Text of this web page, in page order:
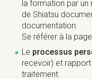
1 module de 30
l’alignement
étirements et un
Théorie liée à la
Etude des
chinoise (textes
(Sowen et du
la formation par
de Shiatsu
documentation.
Se référer à la page
Le processus
recevoir) et
traitement.